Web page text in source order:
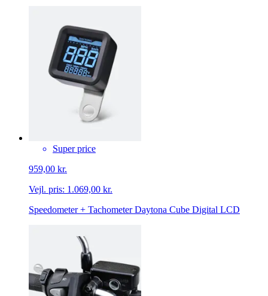
Super price
959,00 kr.
Vejl. pris: 1.069,00 kr.
Speedometer + Tachometer Daytona Cube Digital LCD